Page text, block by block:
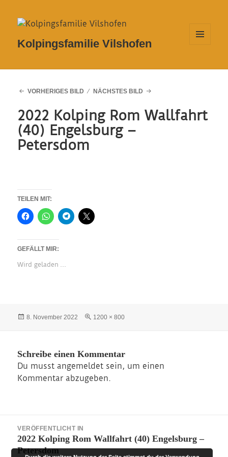
Kolpingsfamilie Vilshofen
VORHERIGES BILD NÄCHSTES BILD
2022 Kolping Rom Wallfahrt
(40) Engelsburg –
Petersdom
TEILEN MIT:
GEFÄLLT MIR:
Wird geladen …
Veröffentlicht
8. November 2022 Originalgröße
1200 × 800
Schreibe einen Kommentar
Du musstangemeldet sein, um einen
Kommentar abzugeben.
VERÖFFENTLICHT IN
2022 Kolping Rom Wallfahrt (40) Engelsburg –
Petersdom